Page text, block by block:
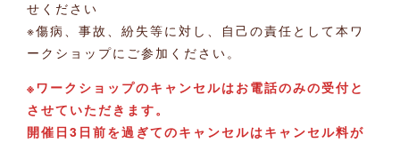
せください
※傷病、事故、紛失等に対し、自己の責任として本ワ
ークショップにご参加ください。
※ワークショップのキャンセルはお電話のみの受付と
させていただきます。
開催日3日前を過ぎてのキャンセルはキャンセル料が